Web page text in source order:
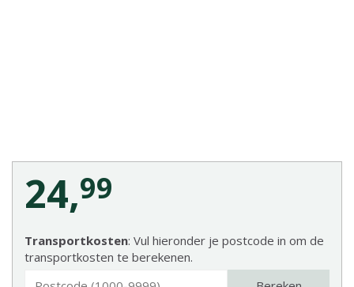
Transportkosten: Vul hieronder je postcode in om de
transportkosten te berekenen.
24,99